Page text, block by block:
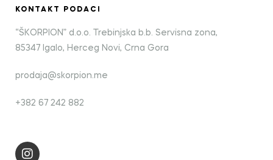
KONTAKT PODACI
“ŠKORPION” d.o.o. Trebinjska b.b. Servisna zona,
85347 Igalo, Herceg Novi, Crna Gora
prodaja@skorpion.me
+382 67 242 882